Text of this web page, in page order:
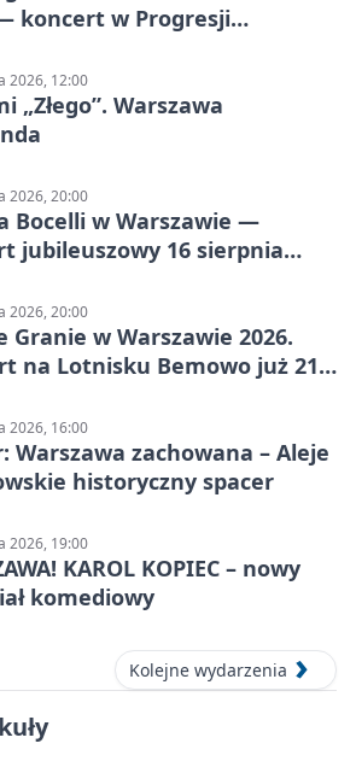
koncert w Progresji
2026, 12:00
„Złego”. Warszawa
2026, 20:00
Bocelli w Warszawie —
jubileuszowy 16 sierpnia
2026, 20:00
Granie w Warszawie 2026.
na Lotnisku Bemowo już 21
2026, 16:00
Warszawa zachowana – Aleje
historyczny spacer
2026, 19:00
KAROL KOPIEC – nowy
komediowy
Kolejne wydarzenia